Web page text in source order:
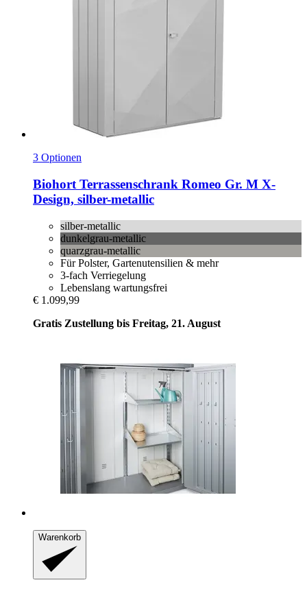
3 Optionen
Biohort Terrassenschrank Romeo Gr. M X-​
Design, silber-​metallic
silber-metallic
dunkelgrau-metallic
quarzgrau-metallic
Für Polster, Gartenutensilien & mehr
3-fach Verriegelung
Lebenslang wartungsfrei
€ 1.099,99
Gratis Zustellung bis Freitag, 21. August
Warenkorb